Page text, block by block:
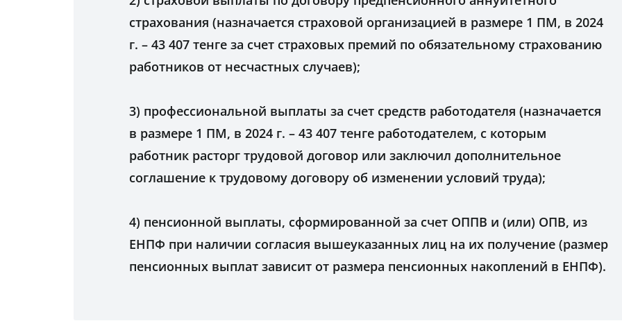
страхования (назначается страховой организацией в размере 1 ПМ, в 2024
г. – 43 407 тенге за счет страховых премий по обязательному страхованию
работников от несчастных случаев);
3) профессиональной выплаты за счет средств работодателя (назначается
в размере 1 ПМ, в 2024 г. – 43 407 тенге работодателем, с которым
работник расторг трудовой договор или заключил дополнительное
соглашение к трудовому договору об изменении условий труда);
4) пенсионной выплаты, сформированной за счет ОППВ и (или) ОПВ, из
ЕНПФ при наличии согласия вышеуказанных лиц на их получение (размер
пенсионных выплат зависит от размера пенсионных накоплений в ЕНПФ).